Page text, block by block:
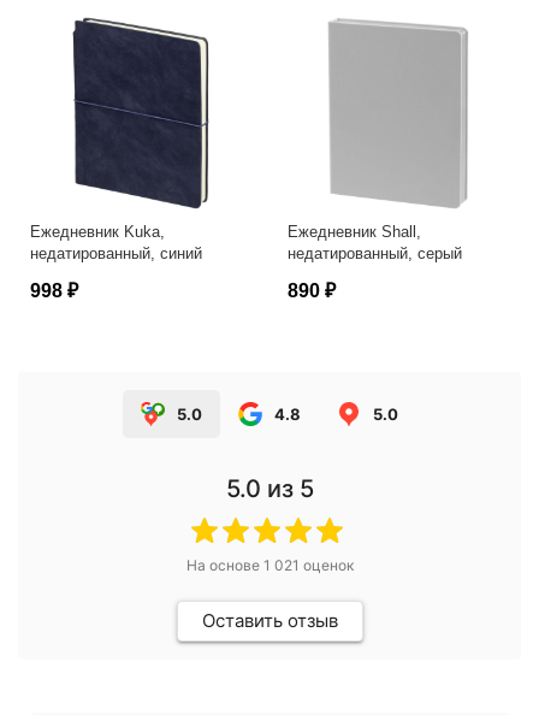
Ежедневник Kuka,
недатированный, синий
998 ₽
Ежедневник Shall,
недатированный, серый
890 ₽
5.0 4.8 5.0
5.0 из 5
На основе 1 021 оценок
Оставить отзыв